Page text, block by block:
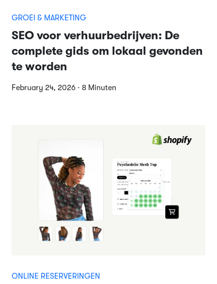
GROEI & MARKETING
SEO voor verhuurbedrijven: De
complete gids om lokaal gevonden
te worden
February 24, 2026 · 8 Minuten
ONLINE RESERVERINGEN